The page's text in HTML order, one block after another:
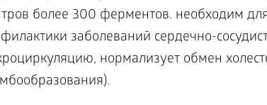
более 300 ферментов. необходим
заболеваний сердечно-
нормализует обмен